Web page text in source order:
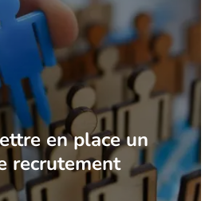
en place un
recrutement